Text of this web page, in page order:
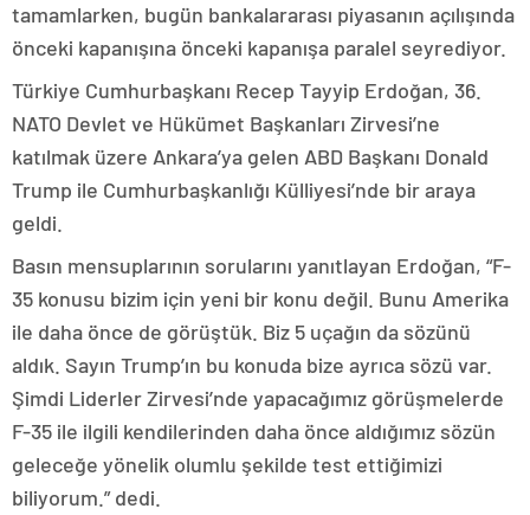
tamamlarken, bugün bankalararası piyasanın açılışında
önceki kapanışına önceki kapanışa paralel seyrediyor.
Türkiye Cumhurbaşkanı Recep Tayyip Erdoğan, 36.⁠
⁠NATO Devlet ve Hükümet Başkanları Zirvesi’ne
katılmak üzere Ankara’ya gelen ABD Başkanı Donald
Trump ile Cumhurbaşkanlığı Külliyesi’nde bir araya
geldi.
Basın mensuplarının sorularını yanıtlayan Erdoğan, “F-
35 konusu bizim için yeni bir konu değil. Bunu Amerika
ile daha önce de görüştük. Biz 5 uçağın da sözünü
aldık. Sayın Trump’ın bu konuda bize ayrıca sözü var.
Şimdi Liderler Zirvesi’nde yapacağımız görüşmelerde
F-35 ile ilgili kendilerinden daha önce aldığımız sözün
geleceğe yönelik olumlu şekilde test ettiğimizi
biliyorum.” dedi.